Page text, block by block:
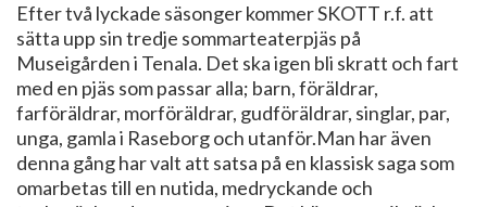
Efter två lyckade säsonger kommer SKOTT r.f. att
sätta upp sin tredje sommarteaterpjäs på
Museigården i Tenala. Det ska igen bli skratt och fart
med en pjäs som passar alla; barn, föräldrar,
farföräldrar, morföräldrar, gudföräldrar, singlar, par,
unga, gamla i Raseborg och utanför.Man har även
denna gång har valt att satsa på en klassisk saga som
omarbetas till en nutida, medryckande och